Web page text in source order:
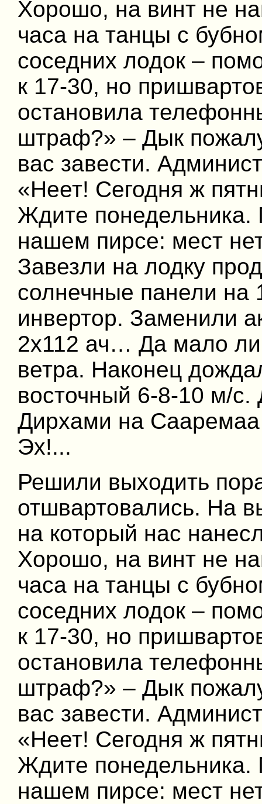
Хорошо, на винт не
часа на танцы с
соседних лодок –
к 17-30, но
остановила
штраф?» – Дык
вас завести.
«Неет! Сегодня ж
Ждите понедельника.
нашем пирсе: мест
Завезли на лодку
солнечные панели на
инвертор. Заменили
2х112 ач… Да мало
ветра. Наконец
восточный 6-8-10 м/
Дирхами на
Эх!...
Решили выходить
отшвартовались. На
на который нас
Хорошо, на винт не
часа на танцы с
соседних лодок –
к 17-30, но
остановила
штраф?» – Дык
вас завести.
«Неет! Сегодня ж
Ждите понедельника.
нашем пирсе: мест